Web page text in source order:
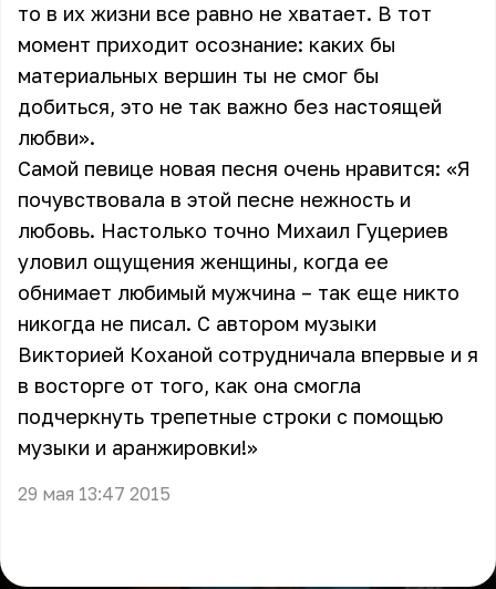
то в их жизни все равно не хватает. В тот
момент приходит осознание: каких бы
материальных вершин ты не смог бы
добиться, это не так важно без настоящей
любви».
Самой певице новая песня очень нравится: «Я
почувствовала в этой песне нежность и
любовь. Настолько точно Михаил Гуцериев
уловил ощущения женщины, когда ее
обнимает любимый мужчина – так еще никто
никогда не писал. С автором музыки
Викторией Коханой сотрудничала впервые и я
в восторге от того, как она смогла
подчеркнуть трепетные строки с помощью
музыки и аранжировки!»
29 мая 13:47 2015